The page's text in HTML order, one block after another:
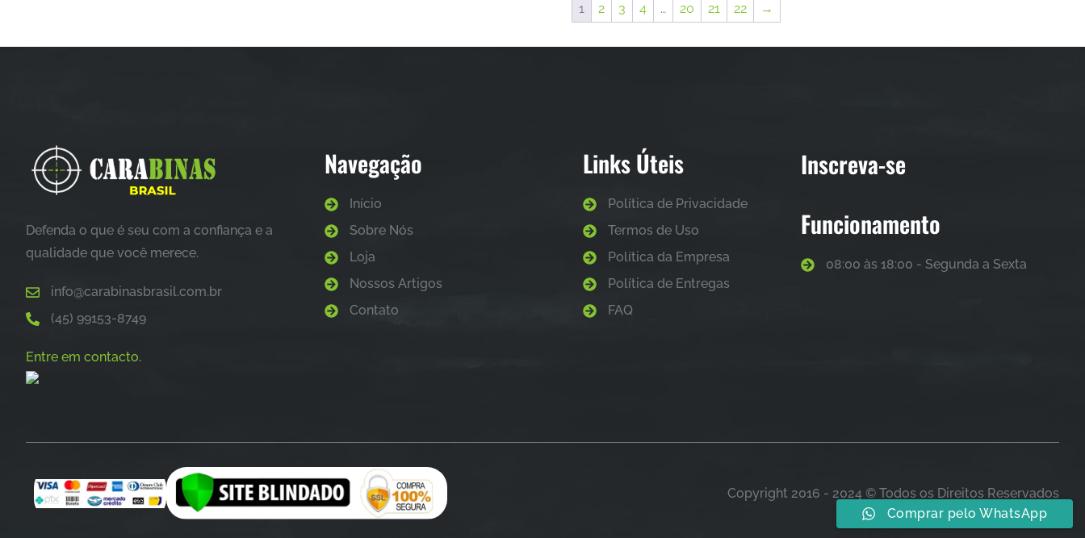
1 2 3 4 … 20 21 22 →
Defenda o que é seu com a confiança e a
qualidade que você merece.
info@carabinasbrasil.com.br
(45) 99153-8749
Entre em contacto.
Navegação
Início
Sobre Nós
Loja
Nossos Artigos
Contato
Links Úteis
Política de Privacidade
Termos de Uso
Política da Empresa
Política de Entregas
FAQ
Inscreva-se
Funcionamento
08:00 às 18:00 - Segunda a Sexta
Copyright 2016 - 2024 © Todos os Direitos Reservados
Comprar pelo WhatsApp